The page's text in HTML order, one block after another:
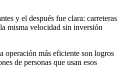
y el después fue clara: carreteras
misma velocidad sin inversión
operación más eficiente son logros
de personas que usan esos